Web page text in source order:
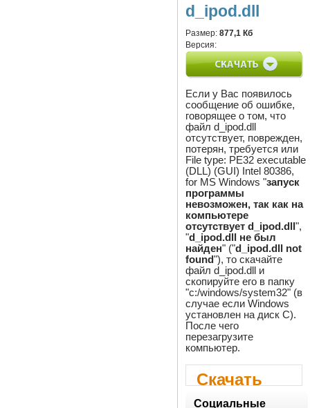
d_ipod.dll
Размер:877,1 Кб
Версия:
Если у Вас появилось
сообщение об ошибке,
говорящее о том, что
файл d_ipod.dll
отсутствует, поврежден,
потерян, требуется или
File type: PE32 executable
(DLL) (GUI) Intel 80386,
for MS Windows "запуск
программы
невозможен, так как на
компьютере
отсутствует d_ipod.dll",
"d_ipod.dll не был
найден" ("d_ipod.dll not
found"), то скачайте
файл d_ipod.dll и
скопируйте его в папку
"c:/windows/system32" (в
случае если Windows
установлен на диск C).
После чего
перезагрузите
компьютер.
Скачать
d_ipod.dll
Социальные